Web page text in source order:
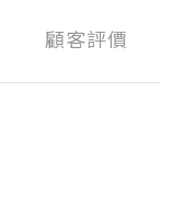
顧客評價